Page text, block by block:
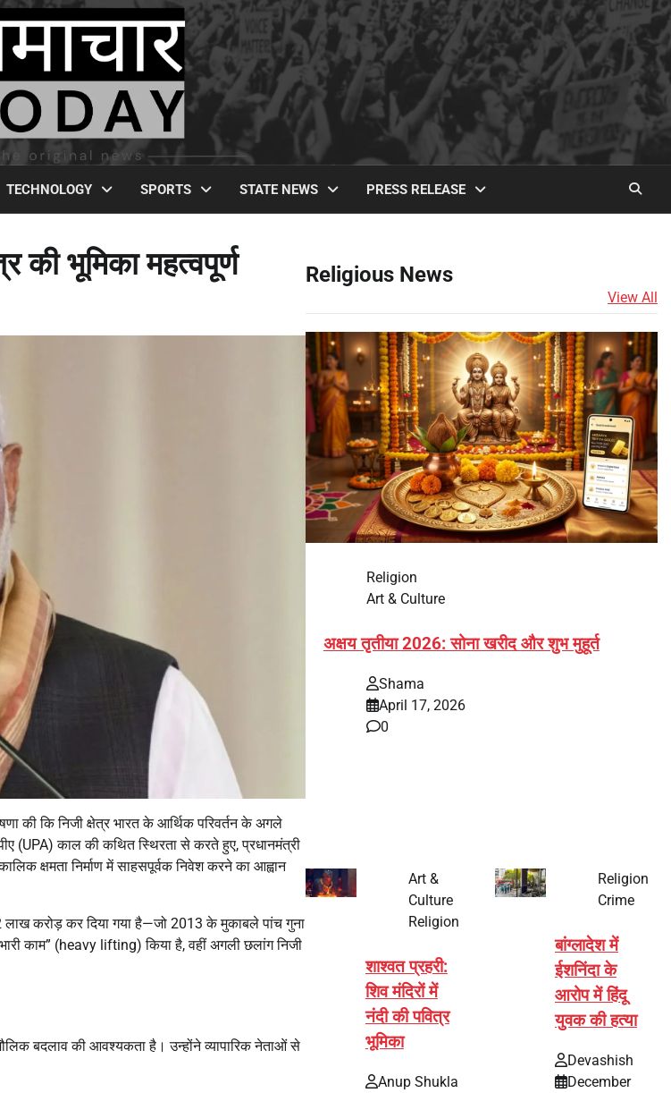
TECHNOLOGY SPORTS STATE NEWS PRESS RELEASE
की भूमिका महत्वपूर्ण
की कि निजी क्षेत्र भारत के आर्थिक परिवर्तन के अगले
(UPA) काल की कथित स्थिरता से करते हुए, प्रधानमंत्री
क्षमता निर्माण में साहसपूर्वक निवेश करने का आह्वान
लाख करोड़ कर दिया गया है—जो 2013 के मुकाबले पांच गुना
काम” (heavy lifting) किया है, वहीं अगली छलांग निजी
बदलाव की आवश्यकता है। उन्होंने व्यापारिक नेताओं से
Religious News
View All
Religion
Art & Culture
अक्षय तृतीया 2026: सोना खरीद और शुभ मुहूर्त
Shama
April 17, 2026
0
Art &
Culture
Religion
शाश्वत प्रहरी:
शिव मंदिरों में
नंदी की पवित्र
भूमिका
Anup Shukla
Religion
Crime
बांग्लादेश में
ईशनिंदा के
आरोप में हिंदू
युवक की हत्या
Devashish
December